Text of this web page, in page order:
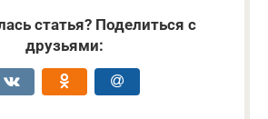
статья? Поделиться с
друзьями: